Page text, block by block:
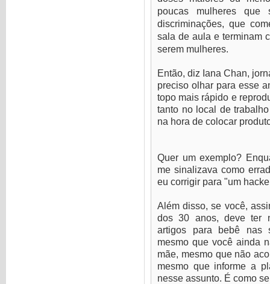
poucas mulheres que
discriminações, que
sala de aula e terminam
serem mulheres.
Então, diz Iana Chan,
preciso olhar para esse
topo mais rápido e
tanto no local de
na hora de colocar
Quer um exemplo?
me sinalizava como
eu corrigir para "um
Além disso, se você,
dos 30 anos, deve ter
artigos para bebê nas
mesmo que você ainda
mãe, mesmo que não
mesmo que informe a
nesse assunto. É como